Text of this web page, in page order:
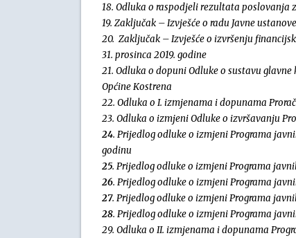
18. Odluka o raspodjeli rezultata poslovanja
19. Zaključak – Izvješće o radu Javne
20. Zaključak – Izvješće o izvršenju
31. prosinca 2019. godine
21. Odluka o dopuni Odluke o sustavu
Općine Kostrena
22. Odluka o I. izmjenama i dopunama
23. Odluka o izmjeni Odluke o izvršavanju
24. Prijedlog odluke o izmjeni Programa
godinu
25. Prijedlog odluke o izmjeni Programa
26. Prijedlog odluke o izmjeni Programa
27. Prijedlog odluke o izmjeni Programa
28. Prijedlog odluke o izmjeni Programa
29. Odluka o II. izmjenama i dopunama